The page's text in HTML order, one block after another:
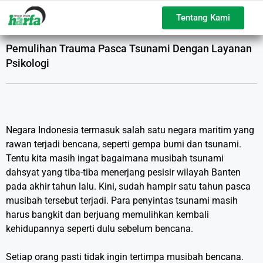
Tentang Kami
Pemulihan Trauma Pasca Tsunami Dengan Layanan
Psikologi
Negara Indonesia termasuk salah satu negara maritim yang
rawan terjadi bencana, seperti gempa bumi dan tsunami.
Tentu kita masih ingat bagaimana musibah tsunami
dahsyat yang tiba-tiba menerjang pesisir wilayah Banten
pada akhir tahun lalu. Kini, sudah hampir satu tahun pasca
musibah tersebut terjadi. Para penyintas tsunami masih
harus bangkit dan berjuang memulihkan kembali
kehidupannya seperti dulu sebelum bencana.
Setiap orang pasti tidak ingin tertimpa musibah bencana.